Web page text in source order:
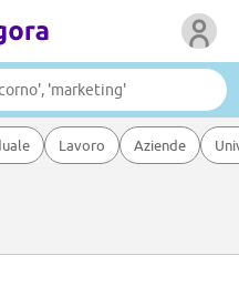
Lavoro Aziende